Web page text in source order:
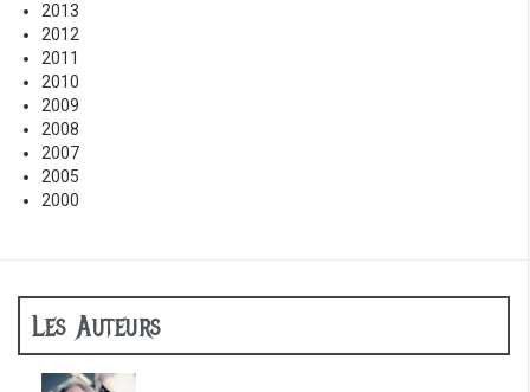
2013
2012
2011
2010
2009
2008
2007
2005
2000
Les Auteurs